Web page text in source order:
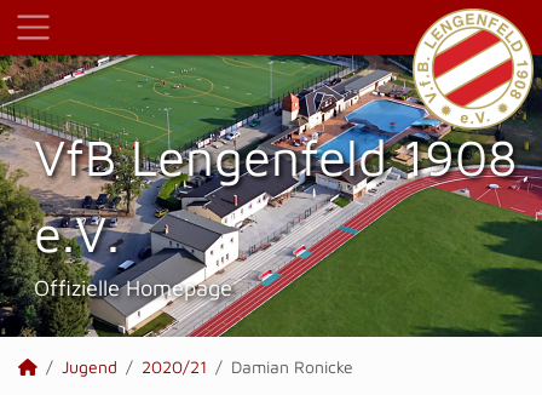
VfB Lengenfeld 1908
e.V.
Offizielle Homepage
Jugend 2020/21 Damian Ronicke